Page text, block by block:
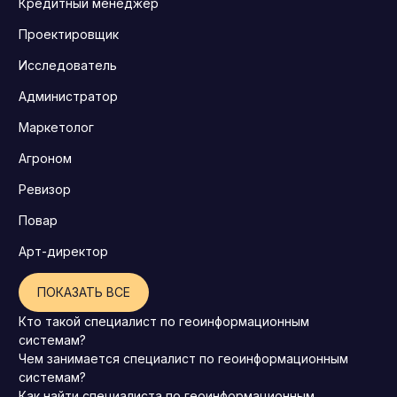
Проектировщик
Исследователь
Администратор
Маркетолог
Агроном
Ревизор
Повар
Арт-директор
ПОКАЗАТЬ ВСЕ
Кто такой специалист по геоинформационным
системам?
Чем занимается специалист по геоинформационным
системам?